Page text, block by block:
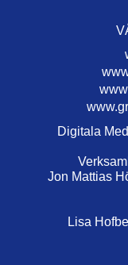
Digitala
Jon Mattias
Lisa